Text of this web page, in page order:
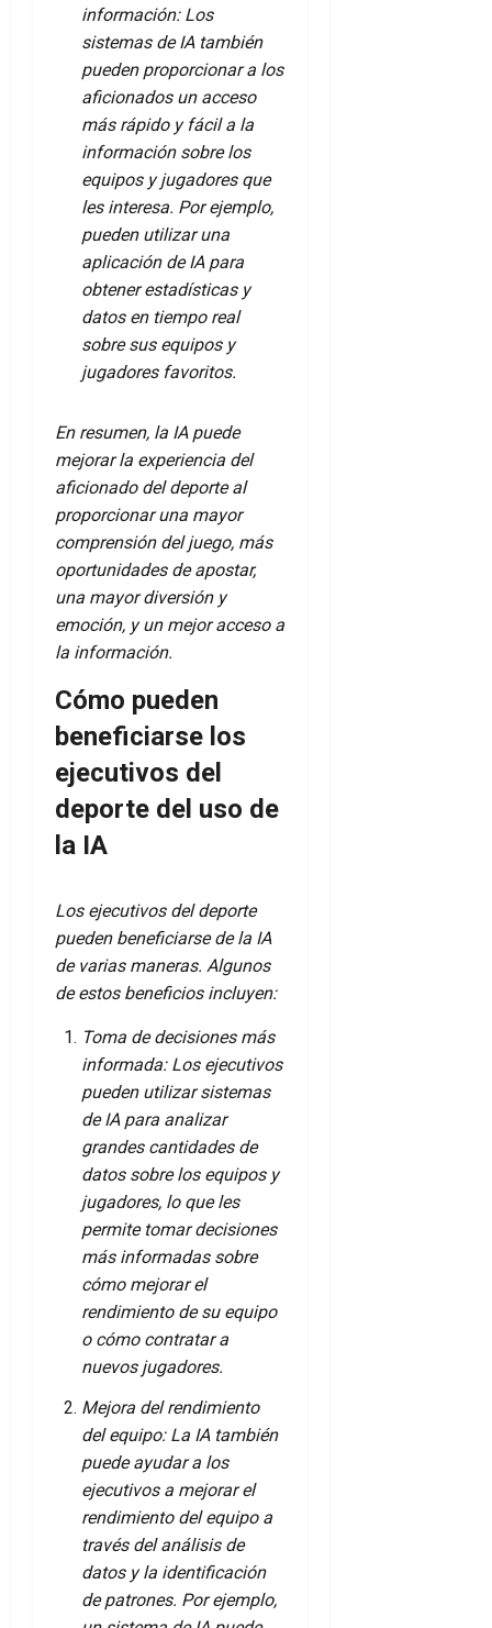
información: Los
sistemas de IA también
pueden proporcionar a los
aficionados un acceso
más rápido y fácil a la
información sobre los
equipos y jugadores que
les interesa. Por ejemplo,
pueden utilizar una
aplicación de IA para
obtener estadísticas y
datos en tiempo real
sobre sus equipos y
jugadores favoritos.
En resumen, la IA puede
mejorar la experiencia del
aficionado del deporte al
proporcionar una mayor
comprensión del juego, más
oportunidades de apostar,
una mayor diversión y
emoción, y un mejor acceso a
la información.
Cómo pueden
beneficiarse los
ejecutivos del
deporte del uso de
la IA
Los ejecutivos del deporte
pueden beneficiarse de la IA
de varias maneras. Algunos
de estos beneficios incluyen:
Toma de decisiones más
informada: Los ejecutivos
pueden utilizar sistemas
de IA para analizar
grandes cantidades de
datos sobre los equipos y
jugadores, lo que les
permite tomar decisiones
más informadas sobre
cómo mejorar el
rendimiento de su equipo
o cómo contratar a
nuevos jugadores.
Mejora del rendimiento
del equipo: La IA también
puede ayudar a los
ejecutivos a mejorar el
rendimiento del equipo a
través del análisis de
datos y la identificación
de patrones. Por ejemplo,